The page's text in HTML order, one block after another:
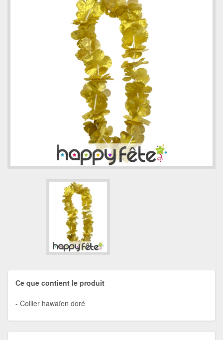
Ce que contient le produit
Collier hawaïen doré